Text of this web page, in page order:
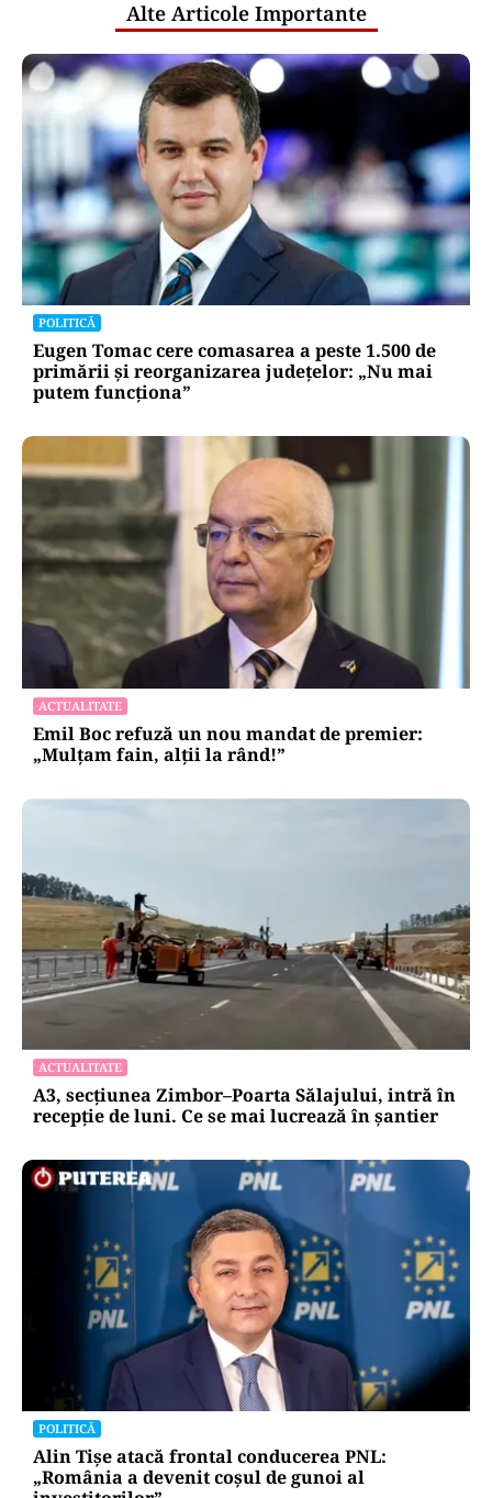
Alte Articole Importante
POLITICĂ
Eugen Tomac cere comasarea a peste 1.500 de
primării și reorganizarea județelor: „Nu mai
putem funcționa”
ACTUALITATE
Emil Boc refuză un nou mandat de premier:
„Mulțam fain, alții la rând!”
ACTUALITATE
A3, secțiunea Zimbor–Poarta Sălajului, intră în
recepție de luni. Ce se mai lucrează în șantier
POLITICĂ
Alin Tișe atacă frontal conducerea PNL:
„România a devenit coșul de gunoi al